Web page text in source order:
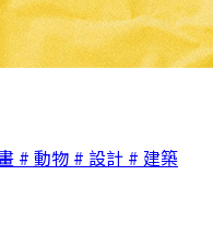
# 動物 # 設計 # 建築